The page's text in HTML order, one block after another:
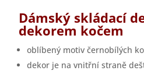
Dámský skládací
dekorem kočem
oblíbený motiv černobílých
dekor je na vnitřní straně